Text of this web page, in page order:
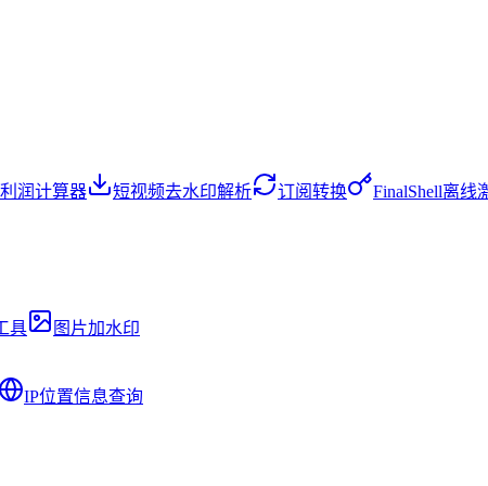
润计算器 短视频去水印解析 订阅转换 FinalShell离线
具 图片加水印
IP位置信息查询